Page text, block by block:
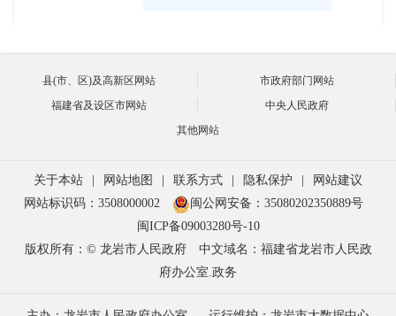
意见和建议。
主持人
林副局长，请您给广
大网友介绍一下什么
是财政票据？
县(市、区)及高新区网站
市政府部门网站
福建省及设区市网站
中央人民政府
其他网站
关于本站 网站地图 联系方式 隐私保护
网站建议
网站标识码：3508000002
闽公网安备：35080202350889号
闽ICP备09003280号-10
版权所有：© 龙岩市人民政府
中文域名：福建省龙岩市人民政
府办公室.政务